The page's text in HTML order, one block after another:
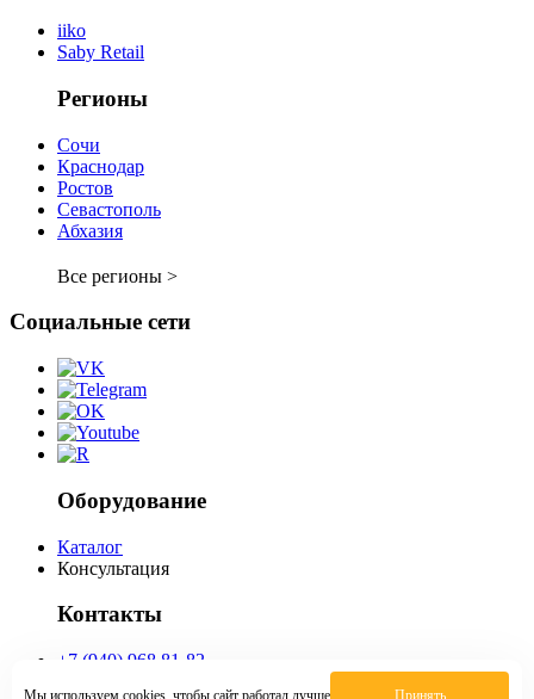
iiko
Saby Retail
Регионы
Сочи
Краснодар
Ростов
Севастополь
Абхазия
Все регионы >
Социальные сети
Оборудование
Каталог
Консультация
Контакты
+7 (940) 968 81-82
Мы используем cookies, чтобы сайт работал лучше Принять